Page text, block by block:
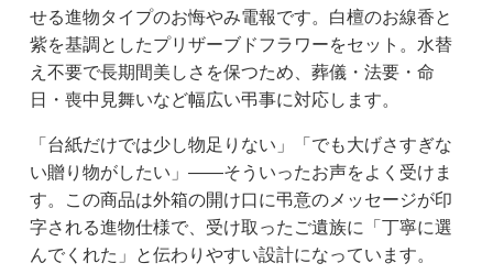
せる進物タイプのお悔やみ電報です。白檀のお線香と
紫を基調としたプリザーブドフラワーをセット。水替
え不要で長期間美しさを保つため、葬儀・法要・命
日・喪中見舞いなど幅広い弔事に対応します。
「台紙だけでは少し物足りない」「でも大げさすぎな
い贈り物がしたい」——そういったお声をよく受けま
す。この商品は外箱の開け口に弔意のメッセージが印
字される進物仕様で、受け取ったご遺族に「丁寧に選
んでくれた」と伝わりやすい設計になっています。